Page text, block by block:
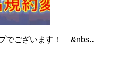
でございます！ &nbs...